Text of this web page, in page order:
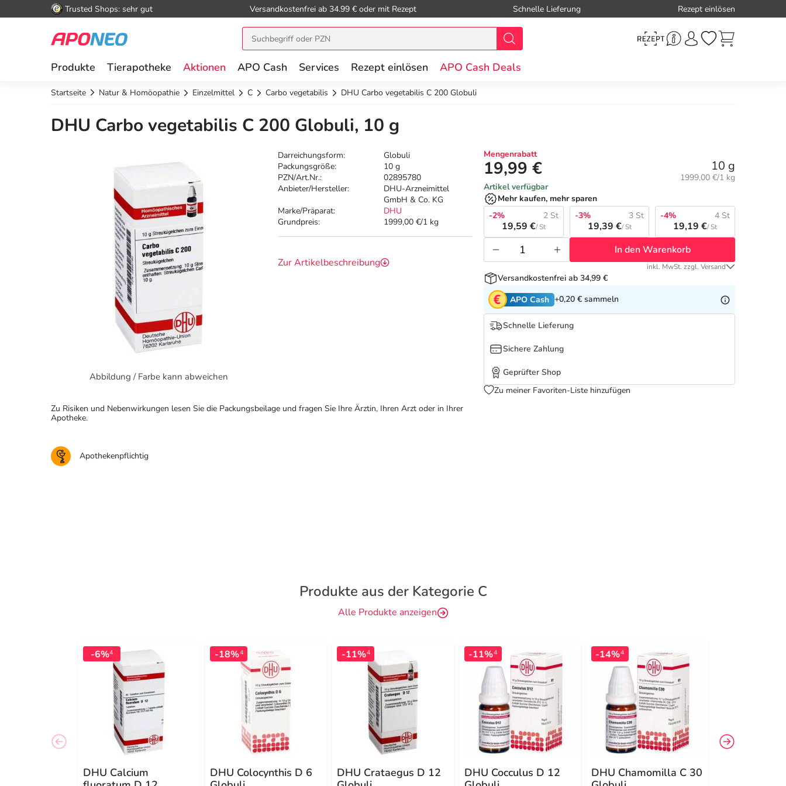
Trusted Shops: sehr gut Versandkostenfrei ab 34.99 € oder mit Rezept Schnelle Lieferung Rezept einlösen
Produkte Tierapotheke Aktionen APO Cash Services Rezept einlösen APO Cash Deals
Startseite Natur & Homöopathie Einzelmittel C Carbo vegetabilis DHU Carbo vegetabilis C 200 Globuli
DHU Carbo vegetabilis C 200 Globuli, 10 g
Abbildung / Farbe kann abweichen
Darreichungsform:
Globuli
Packungsgröße:
10 g
PZN/Art.Nr.:
02895780
Anbieter/Hersteller:
DHU-Arzneimittel
GmbH & Co. KG
Marke/Präparat:
DHU
Grundpreis:
1999,00 €/1 kg
Zur Artikelbeschreibung
Mengenrabatt
19,99 € 10 g
Grundpreis:
1999,00 €/1 kg
Artikel verfügbar
Mehr kaufen, mehr sparen
-2%
2 St
19,59 €/ St
-3% 3 St
19,39 €/ St
-4% 4 St
19,19 €/ St
In den Warenkorb
inkl. MwSt. zzgl. Versand
Versandkostenfrei ab 34,99 €
APO Cash +0,20 € sammeln
Schnelle Lieferung
Sichere Zahlung
Geprüfter Shop
Zu meiner Favoriten-Liste hinzufügen
Zu Risiken und Nebenwirkungen lesen Sie die Packungsbeilage und fragen Sie Ihre Ärztin, Ihren Arzt oder in Ihrer
Apotheke.
Apothekenpflichtig
Produkte aus der Kategorie C
Alle Produkte anzeigen
-6%4
DHU Calcium
-18%4
DHU Colocynthis D 6
-11%4
DHU Crataegus D 12
-11%4
DHU Cocculus D 12
-14%4
DHU Chamomilla C 30